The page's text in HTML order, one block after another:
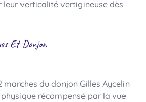
leur verticalité vertigineuse dès
Et Donjon
marches du donjon Gilles Aycelin
récompensé par la vue